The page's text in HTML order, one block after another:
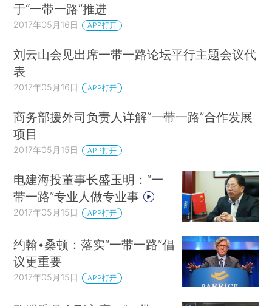
于“一带一路”推进
2017年05月16日 APP打开
刘云山会见出席一带一路论坛平行主题会议代
表
2017年05月16日 APP打开
商务部援外司负责人详解“一带一路”合作发展
项目
2017年05月15日 APP打开
电建海投董事长盛玉明：“一
带一路”专业人做专业事
2017年05月15日 APP打开
约翰•桑顿：落实“一带一路”倡
议更重要
2017年05月15日 APP打开